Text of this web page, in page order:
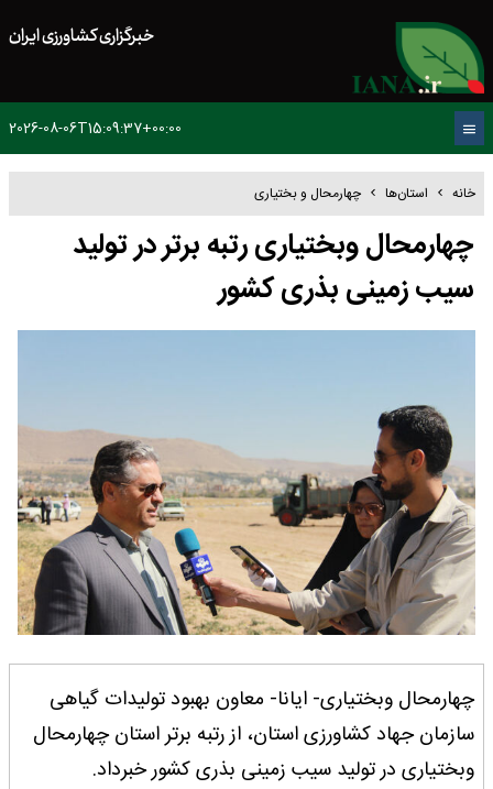
خبرگزاری کشاورزی ایران
2026-08-06T15:09:37+00:00
خانه استان‌ها چهارمحال و بختیاری
چهارمحال وبختیاری رتبه برتر در تولید
سیب زمینی بذری کشور
چهارمحال وبختیاری- ایانا- معاون بهبود تولیدات گیاهی
سازمان جهاد کشاورزی استان، از رتبه برتر استان چهارمحال
وبختیاری در تولید سیب زمینی بذری کشور خبرداد.